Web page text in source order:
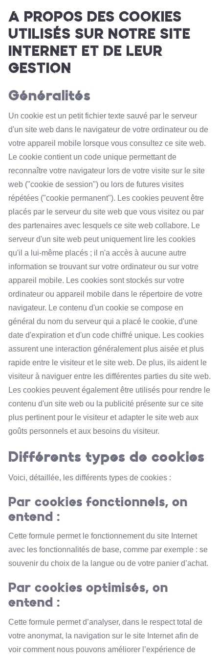
A PROPOS DES COOKIES
UTILISÉS SUR NOTRE SITE
INTERNET ET DE LEUR
GESTION
Généralités
Un cookie est un petit fichier texte sauvé par le serveur
d'un site web dans le navigateur de votre ordinateur ou de
votre appareil mobile lorsque vous consultez ce site web.
Le cookie contient un code unique permettant de
reconnaître votre navigateur lors de votre visite sur le site
web ("cookie de session") ou lors de futures visites
répétées ("cookie permanent"). Les cookies peuvent être
placés par le serveur du site web que vous visitez ou par
des partenaires avec lesquels ce site web collabore. Le
serveur d'un site web peut uniquement lire les cookies
qu'il a lui-même placés ; il n'a accès à aucune autre
information se trouvant sur votre ordinateur ou sur votre
appareil mobile. Les cookies sont stockés sur votre
ordinateur ou appareil mobile dans le répertoire de votre
navigateur. Le contenu d'un cookie se compose en
général du nom du serveur qui a placé le cookie, d'une
date d'expiration et d'un code chiffré unique. Les cookies
assurent une interaction généralement plus aisée et plus
rapide entre le visiteur et le site web. De plus, ils aident le
visiteur à naviguer entre les différentes parties du site web.
Les cookies peuvent également être utilisés pour rendre le
contenu d'un site web ou la publicité présente sur ce site
plus pertinent pour le visiteur et adapter le site web aux
goûts personnels et aux besoins du visiteur.
Différents types de cookies
Voici, détaillée, les différents types de cookies :
Par cookies fonctionnels, on
entend :
Cette formule permet le fonctionnement du site Internet
avec les fonctionnalités de base, comme par exemple : se
souvenir du choix de la langue ou de votre panier d’achat.
Par cookies optimisés, on
entend :
Cette formule permet d’analyser, dans le respect total de
votre anonymat, la navigation sur le site Internet afin de
voir comment nous pouvons améliorer l’expérience de